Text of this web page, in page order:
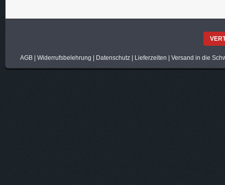
AGB| Widerrufsbelehrung Datenschutz| Lieferzeiten Versand in die